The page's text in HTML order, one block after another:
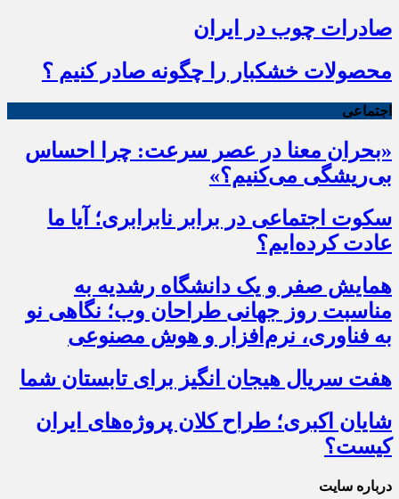
صادرات چوب در ایران
محصولات خشکبار را چگونه صادر کنیم ؟
اجتماعی
«بحران معنا در عصر سرعت: چرا احساس
بی‌ریشگی می‌کنیم؟»
سکوت اجتماعی در برابر نابرابری؛ آیا ما
عادت کرده‌ایم؟
همایش صفر و یک دانشگاه رشدیه به
مناسبت روز جهانی طراحان وب؛ نگاهی نو
به فناوری، نرم‌افزار و هوش مصنوعی
هفت سریال هیجان انگیز برای تابستان شما
شایان اکبری؛ طراح کلان پروژه‌های ایران
کیست؟
درباره سایت